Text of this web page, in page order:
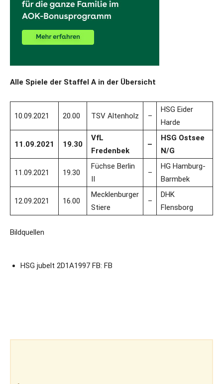
Alle Spiele der Staffel A in der Übersicht
10.09.2021 20.00 TSV Altenholz –
HSG Eider
Harde
11.09.2021 19.30
VfL
Fredenbek
–
HSG Ostsee
N/G
11.09.2021 19.30
Füchse Berlin
II
–
HG Hamburg-
Barmbek
12.09.2021 16.00
Mecklenburger
Stiere
–
DHK
Flensborg
Bildquellen
HSG jubelt 2D1A1997 FB: FB